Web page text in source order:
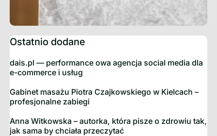
Ostatnio dodane
dais.pl — performance owa agencja social media dla
e-commerce i usług
Gabinet masażu Piotra Czajkowskiego w Kielcach –
profesjonalne zabiegi
Anna Witkowska – autorka, która pisze o zdrowiu tak,
jak sama by chciała przeczytać